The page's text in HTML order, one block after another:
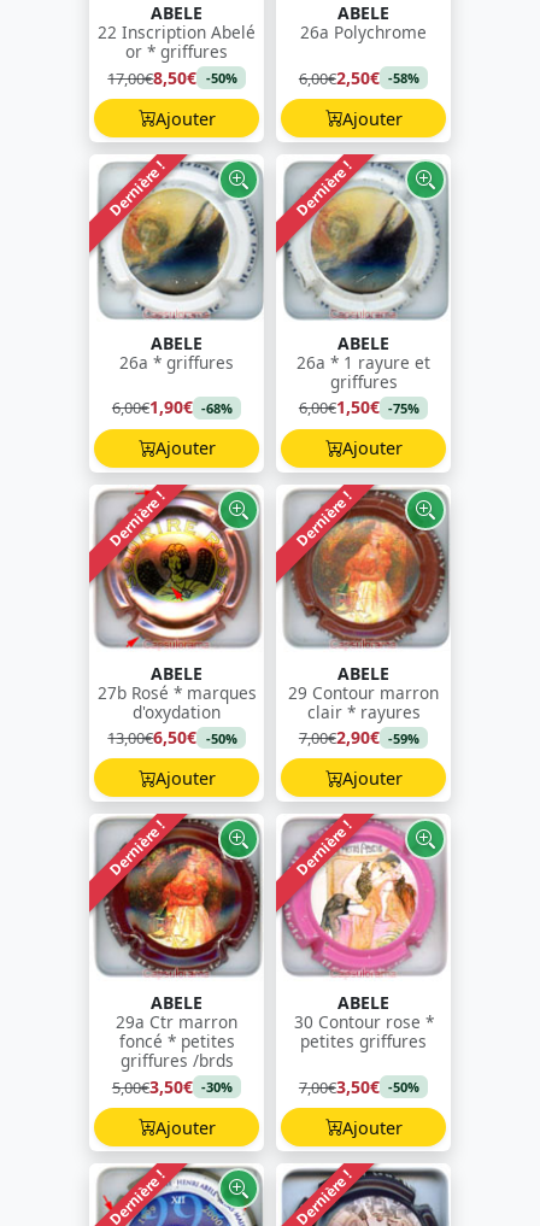
ABELE
22 Inscription Abelé
or * griffures
17,00€8,50€ -50%
Ajouter
ABELE
26a Polychrome
6,00€2,50€ -58%
Ajouter
Dernière !
ABELE
26a * griffures
6,00€1,90€ -68%
Ajouter
Dernière !
ABELE
26a * 1 rayure et
griffures
6,00€1,50€ -75%
Ajouter
Dernière !
ABELE
27b Rosé * marques
d'oxydation
13,00€6,50€ -50%
Ajouter
Dernière !
ABELE
29 Contour marron
clair * rayures
7,00€2,90€ -59%
Ajouter
Dernière !
ABELE
29a Ctr marron
foncé * petites
griffures /brds
5,00€3,50€ -30%
Ajouter
Dernière !
ABELE
30 Contour rose *
petites griffures
7,00€3,50€ -50%
Ajouter
Dernière ! Dernière !